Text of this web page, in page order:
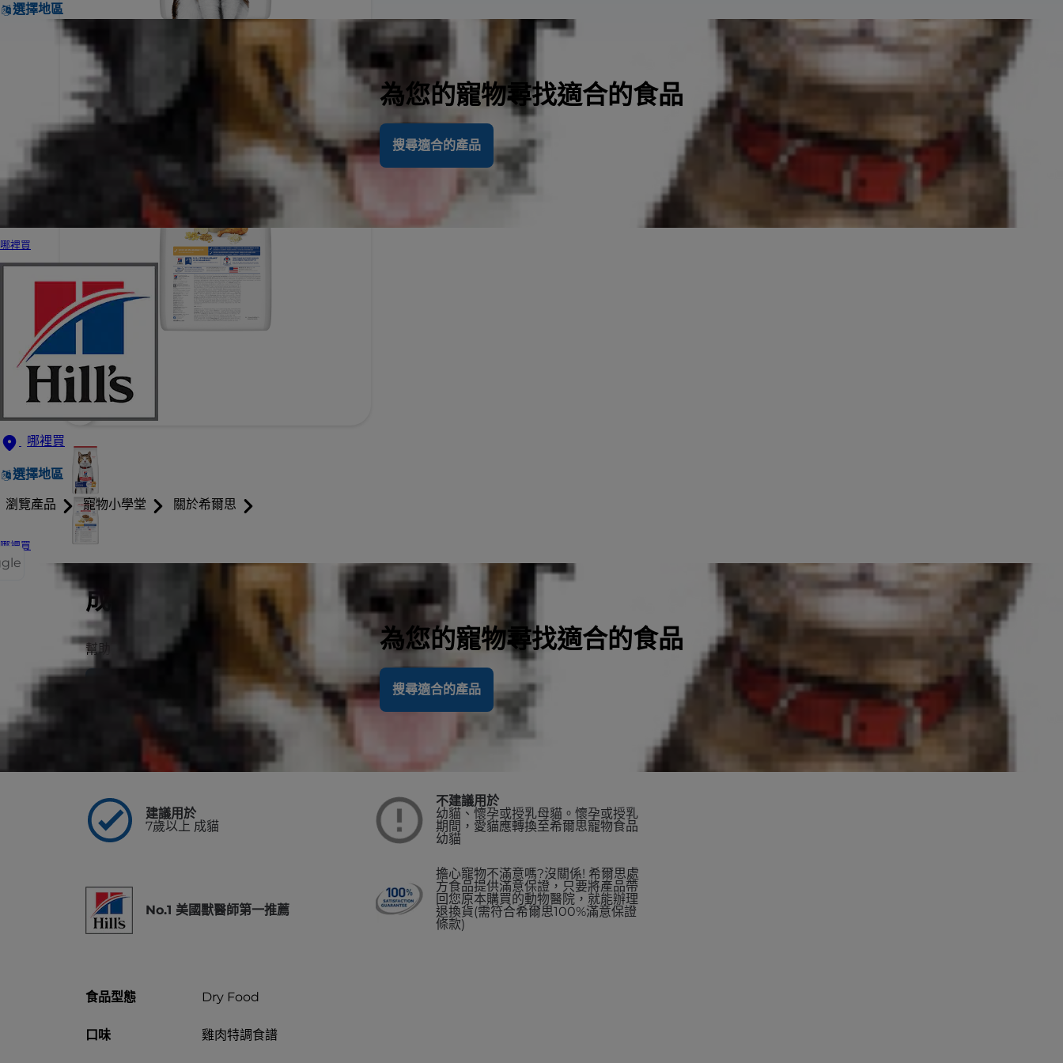
選擇地區
為您的寵物尋找適合的食品
搜尋適合的產品
哪裡買
哪裡買
選擇地區
瀏覽產品 寵物小學堂 關於希爾思
哪裡買
為您的寵物尋找適合的食品
搜尋適合的產品
成貓 7歲以上
幫助熟齡貓活力滿滿、毛髮亮麗
搜尋收容所/動物醫院
主要效益
建議用於
7歲以上 成貓
不建議用於
幼貓、懷孕或授乳母貓。懷孕或授乳
期間，愛貓應轉換至希爾思寵物食品
幼貓
No.1 美國獸醫師第一推薦
擔心寵物不滿意嗎?沒關係! 希爾思處
方食品提供滿意保證，只要將產品帶
回您原本購買的動物醫院，就能辦理
退換貨(需符合希爾思100%滿意保證
條款)
食品型態 Dry Food
口味 雞肉特調食譜